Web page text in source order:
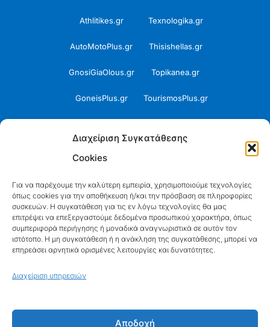
Διαχείριση Συγκατάθεσης
Cookies
Για να παρέχουμε την καλύτερη εμπειρία, χρησιμοποιούμε τεχνολογίες
όπως cookies για την αποθήκευση ή/και την πρόσβαση σε πληροφορίες
συσκευών. Η συγκατάθεση για τις εν λόγω τεχνολογίες θα μας
επιτρέψει να επεξεργαστούμε δεδομένα προσωπικού χαρακτήρα, όπως
συμπεριφορά περιήγησης ή μοναδικά αναγνωριστικά σε αυτόν τον
ιστότοπο. Η μη συγκατάθεση ή η ανάκληση της συγκατάθεσης, μπορεί να
επηρεάσει αρνητικά ορισμένες λειτουργίες και δυνατότητες.
Διαχείριση υπηρεσιών
Αποδοχή
Athlitikes.gr Texnologika.gr
AutoMotoPlus.gr Thisishellas.gr
GnosiGiaOlous.gr Topikanea.gr
GoneisPlus.gr TourismosPlus.gr
ModernaGynaika.gr Xristianika.gr
OikonomiaPlus.gr ZoumeKalytera.gr
Oikotropia.gr ZoumeSpiti.gr
Perepet.gr
© 2026Orama Group(Orama Group Μ.Ι.Κ.Ε.) |